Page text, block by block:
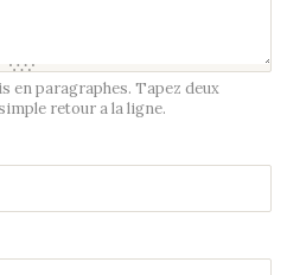
en paragraphes. Tapez deux
retour a la ligne.